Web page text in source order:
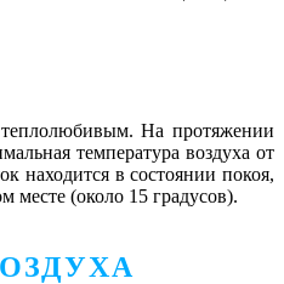
На протяжении
температура воздуха от
находится в состоянии покоя,
месте (около 15 градусов).